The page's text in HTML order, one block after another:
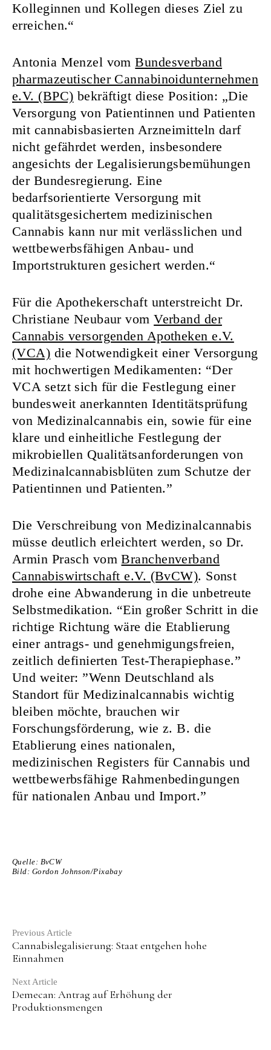
Continue
Reading
Previous Article
Cannabislegalisierung: Staat entgehen hohe
Einnahmen
Next Article
Demecan: Antrag auf Erhöhung der
Produktionsmengen
Kolleginnen und Kollegen dieses Ziel zu
erreichen.“
Antonia Menzel vomBundesverband
pharmazeutischer Cannabinoidunternehmen
e.V. (BPC) bekräftigt diese Position: „Die
Versorgung von Patientinnen und Patienten
mit cannabisbasierten Arzneimitteln darf
nicht gefährdet werden, insbesondere
angesichts der Legalisierungsbemühungen
der Bundesregierung. Eine
bedarfsorientierte Versorgung mit
qualitätsgesichertem medizinischen
Cannabis kann nur mit verlässlichen und
wettbewerbsfähigen Anbau- und
Importstrukturen gesichert werden.“
Für die Apothekerschaft unterstreicht Dr.
Christiane Neubaur vomVerband der
Cannabis versorgenden Apotheken e.V.
(VCA) die Notwendigkeit einer Versorgung
mit hochwertigen Medikamenten: “Der
VCA setzt sich für die Festlegung einer
bundesweit anerkannten Identitätsprüfung
von Medizinalcannabis ein, sowie für eine
klare und einheitliche Festlegung der
mikrobiellen Qualitätsanforderungen von
Medizinalcannabisblüten zum Schutze der
Patientinnen und Patienten.”
Die Verschreibung von Medizinalcannabis
müsse deutlich erleichtert werden, so Dr.
Armin Prasch vomBranchenverband
Cannabiswirtschaft e.V. (BvCW). Sonst
drohe eine Abwanderung in die unbetreute
Selbstmedikation. “Ein großer Schritt in die
richtige Richtung wäre die Etablierung
einer antrags- und genehmigungsfreien,
zeitlich definierten Test-Therapiephase.”
Und weiter: ”Wenn Deutschland als
Standort für Medizinalcannabis wichtig
bleiben möchte, brauchen wir
Forschungsförderung, wie z. B. die
Etablierung eines nationalen,
medizinischen Registers für Cannabis und
wettbewerbsfähige Rahmenbedingungen
für nationalen Anbau und Import.”
Quelle: BvCW
Bild: Gordon Johnson/Pixabay